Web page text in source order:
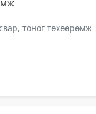
тоног төхөөрөмж